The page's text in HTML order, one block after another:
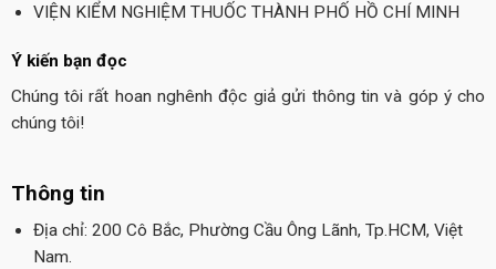
VIỆN KIỂM NGHIỆM THUỐC THÀNH PHỐ HỒ CHÍ MINH
Ý kiến bạn đọc
Chúng tôi rất hoan nghênh độc giả gửi thông tin và góp ý cho
chúng tôi!
Thông tin
Địa chỉ: 200 Cô Bắc, Phường Cầu Ông Lãnh, Tp.HCM, Việt
Nam.